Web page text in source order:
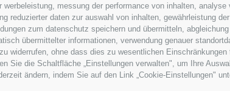
messung der performance von inhalten,
reduzierter daten zur auswahl von inhalten, gewährleistung
zum datenschutz speichern und übermitteln,
übermittelter informationen, verwendung genauer
widerrufen, ohne dass dies zu wesentlichen
Sie die Schaltfläche „Einstellungen verwalten", um Ihre
ändern, indem Sie auf den Link „Cookie-Einstellungen"